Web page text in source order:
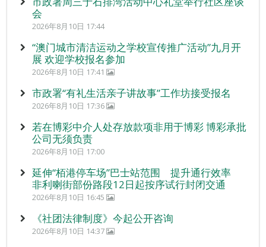
会
2026年8月10日 17:44
“澳门城市清洁运动之学校宣传推广活动”九月开
展 欢迎学校报名参加
2026年8月10日 17:41
市政署“有礼生活亲子讲故事”工作坊接受报名
2026年8月10日 17:36
若在博彩中介人处存放款项非用于博彩 博彩承批
公司无须负责
2026年8月10日 17:00
延伸“栢港停车场”巴士站范围 提升通行效率
非利喇街部份路段12日起按序试行封闭交通
2026年8月10日 16:45
《社团法律制度》今起公开咨询
2026年8月10日 14:37